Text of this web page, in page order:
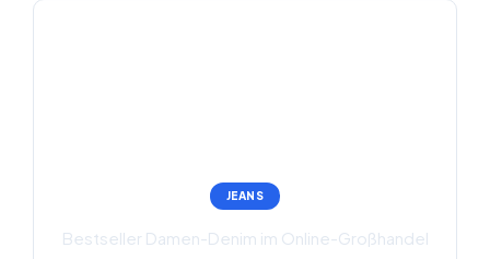
JEANS
Bestseller Damen-Denim im Online-Großhandel